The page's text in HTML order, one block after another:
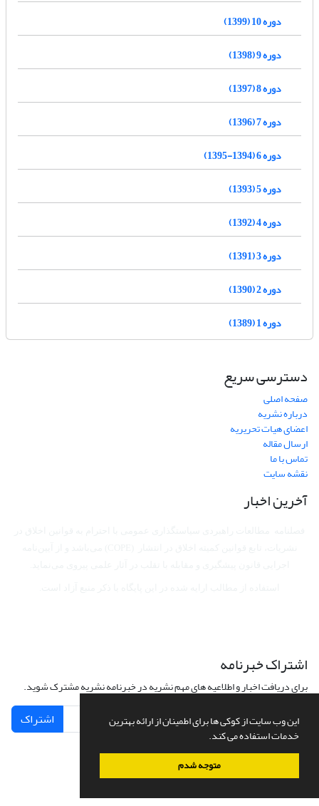
این وب سایت از کوکی ها برای اطمینان از ارائه بهترین
خدمات استفاده می کند.
متوجه شدم
دوره 10 (1399)
دوره 9 (1398)
دوره 8 (1397)
دوره 7 (1396)
دوره 6 (1394-1395)
دوره 5 (1393)
دوره 4 (1392)
دوره 3 (1391)
دوره 2 (1390)
دوره 1 (1389)
دسترسی سریع
صفحه اصلی
درباره نشریه
اعضای هیات تحریریه
ارسال مقاله
تماس با ما
نقشه سایت
آخرین اخبار
اشتراک خبرنامه
برای دریافت اخبار و اطلاعیه های مهم نشریه در خبرنامه نشریه مشترک شوید.
اشتراک
سامانه مدیریت نشریات علمی.طراحی و پیاده سازی ازسیناوب